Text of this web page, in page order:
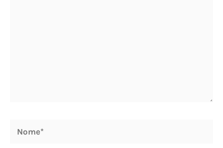
Nome*